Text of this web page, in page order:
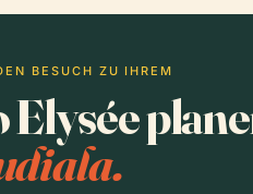
BESUCH ZU IHREM
Elysée